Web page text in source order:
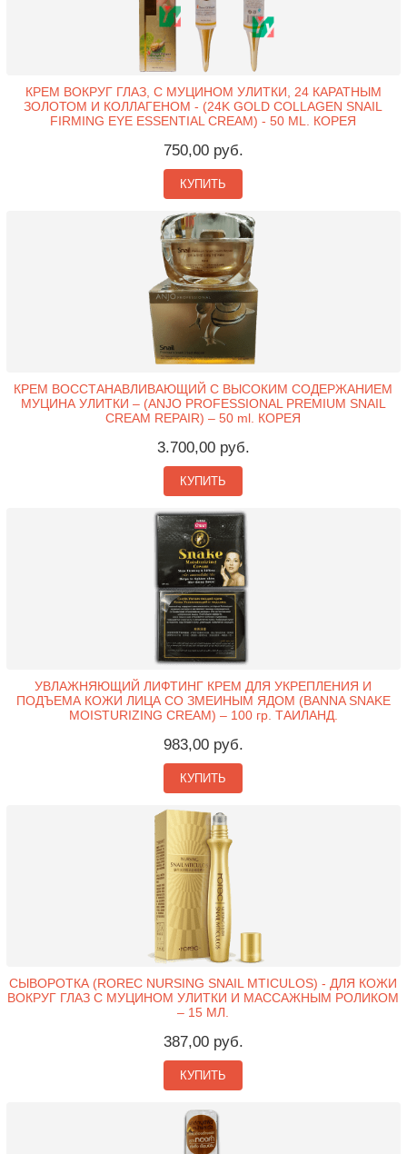
КРЕМ ВОКРУГ ГЛАЗ, С МУЦИНОМ УЛИТКИ, 24 КАРАТНЫМ
ЗОЛОТОМ И КОЛЛАГЕНОМ - (24K GOLD COLLAGEN SNAIL
FIRMING EYE ESSENTIAL CREAM) - 50 ML. КОРЕЯ
750,00 руб.
КУПИТЬ
КРЕМ ВОССТАНАВЛИВАЮЩИЙ С ВЫСОКИМ СОДЕРЖАНИЕМ
МУЦИНА УЛИТКИ – (ANJO PROFESSIONAL PREMIUM SNAIL
CREAM REPAIR) – 50 ml. КОРЕЯ
3.700,00 руб.
КУПИТЬ
УВЛАЖНЯЮЩИЙ ЛИФТИНГ КРЕМ ДЛЯ УКРЕПЛЕНИЯ И
ПОДЪЕМА КОЖИ ЛИЦА СО ЗМЕИНЫМ ЯДОМ (BANNA SNAKE
MOISTURIZING CREAM) – 100 гр. ТАИЛАНД.
983,00 руб.
КУПИТЬ
СЫВОРОТКА (ROREC NURSING SNAIL MTICULOS) - ДЛЯ КОЖИ
ВОКРУГ ГЛАЗ С МУЦИНОМ УЛИТКИ И МАССАЖНЫМ РОЛИКОМ
– 15 МЛ.
387,00 руб.
КУПИТЬ